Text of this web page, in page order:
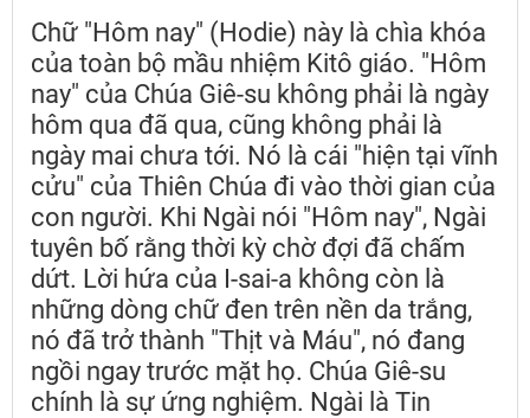
Chữ "Hôm nay" (Hodie) này là chìa khóa
của toàn bộ mầu nhiệm Kitô giáo. "Hôm
nay" của Chúa Giê-su không phải là ngày
hôm qua đã qua, cũng không phải là
ngày mai chưa tới. Nó là cái "hiện tại vĩnh
cửu" của Thiên Chúa đi vào thời gian của
con người. Khi Ngài nói "Hôm nay", Ngài
tuyên bố rằng thời kỳ chờ đợi đã chấm
dứt. Lời hứa của I-sai-a không còn là
những dòng chữ đen trên nền da trắng,
nó đã trở thành "Thịt và Máu", nó đang
ngồi ngay trước mặt họ. Chúa Giê-su
chính là sự ứng nghiệm. Ngài là Tin